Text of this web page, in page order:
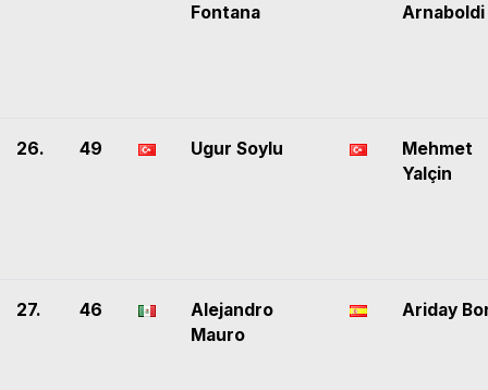
Fontana
Arnaboldi
26. 49 Ugur Soylu
Mehmet
Yalçin
27. 46
Alejandro
Mauro
Ariday